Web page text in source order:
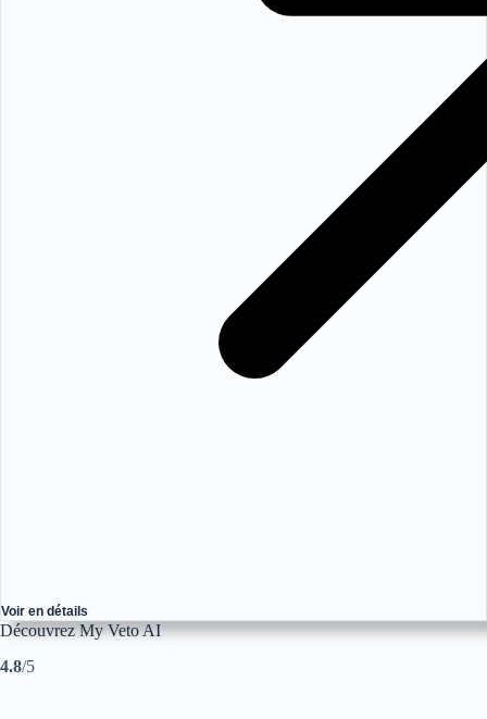
Voir en détails
Découvrez My Veto AI
4.8/5